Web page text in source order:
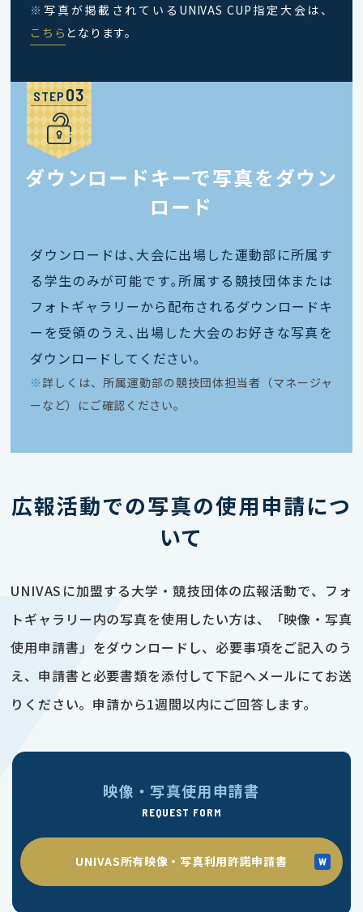
※ 写真が掲載されているUNIVAS CUP指定大会は、
こちら となります。
STEP
ダウンロードキーで写真をダウン
ロード
ダウンロードは､大会に出場した運動部に所属す
る学生のみが可能です｡所属する競技団体または
フォトギャラリーから配布されるダウンロードキ
ーを受領のうえ､出場した大会のお好きな写真を
ダウンロードしてください｡
※ 詳しくは、所属運動部の競技団体担当者（マネージャ
ーなど）にご確認ください。
広報活動での写真の使用申請につ
いて
UNIVASに加盟する大学・競技団体の広報活動で、フォ
トギャラリー内の写真を使用したい方は、「映像・写真
使用申請書」をダウンロードし、必要事項をご記入のう
え、申請書と必要書類を添付して下記へメールにてお送
りください。申請から1週間以内にご回答します。
映像・写真使用申請書
REQUEST FORM
UNIVAS所有映像・写真利用許諾申請書